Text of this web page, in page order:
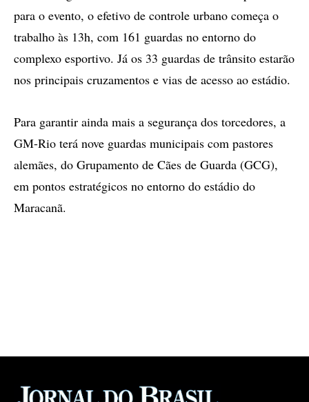
para o evento, o efetivo de controle urbano começa o
trabalho às 13h, com 161 guardas no entorno do
complexo esportivo. Já os 33 guardas de trânsito estarão
nos principais cruzamentos e vias de acesso ao estádio.
Para garantir ainda mais a segurança dos torcedores, a
GM-Rio terá nove guardas municipais com pastores
alemães, do Grupamento de Cães de Guarda (GCG),
em pontos estratégicos no entorno do estádio do
Maracanã.